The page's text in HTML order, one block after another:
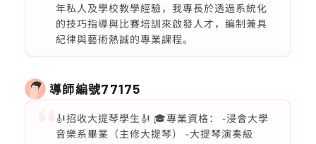
年私人及學校教學經驗，我專長於透過系統化
的技巧指導與比賽培訓來啟發人才，編制兼具
紀律與藝術熱誠的專業課程。
導師編號77175
🎻招收大提琴學生🎻 🎓專業資格： -浸會大學
音樂系畢業（主修大提琴） -大提琴演奏級